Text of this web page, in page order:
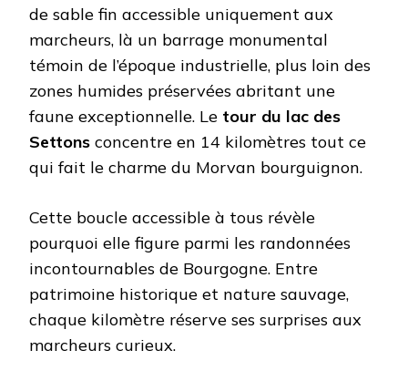
de sable fin accessible uniquement aux
marcheurs, là un barrage monumental
témoin de l’époque industrielle, plus loin des
zones humides préservées abritant une
faune exceptionnelle. Le tour du lac des
Settons concentre en 14 kilomètres tout ce
qui fait le charme du Morvan bourguignon.
Cette boucle accessible à tous révèle
pourquoi elle figure parmi les randonnées
incontournables de Bourgogne. Entre
patrimoine historique et nature sauvage,
chaque kilomètre réserve ses surprises aux
marcheurs curieux.